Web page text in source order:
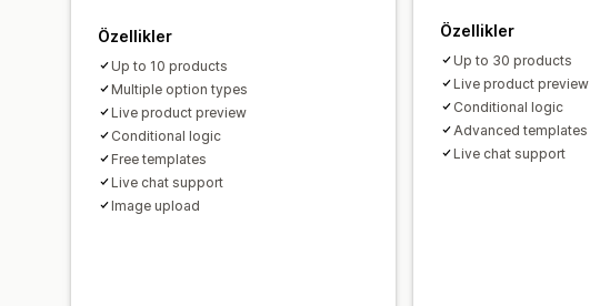
Özellikler
Up to 10 products
Multiple option types
Live product preview
Conditional logic
Free templates
Live chat support
Image upload
Özellikler
Up to 30 products
Live product preview
Conditional logic
Advanced templates
Live chat support